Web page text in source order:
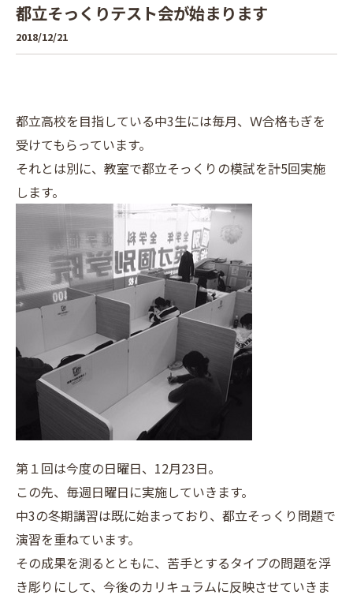
都立そっくりテスト会が始まります
2018/12/21
都立高校を目指している中3生には毎月、Ｗ合格もぎを
受けてもらっています。
それとは別に、教室で都立そっくりの模試を計5回実施
します。
第１回は今度の日曜日、 12月23日。
この先、毎週日曜日に実施していきます。
中3の冬期講習は既に始まっており、都立そっくり問題で
演習を重ねています。
その成果を測るとともに、苦手とするタイプの問題を浮
き彫りにして、今後のカリキュラムに反映させていきま